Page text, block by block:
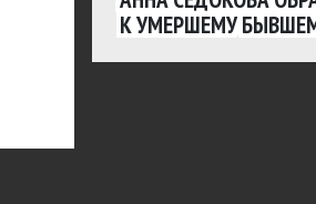
К УМЕРШЕМУ